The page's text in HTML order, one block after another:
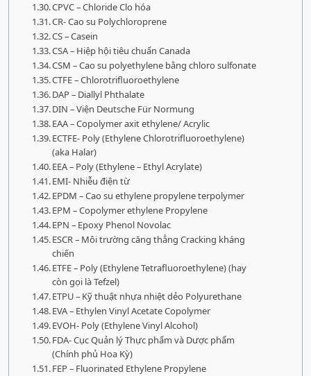
CPVC – Chloride Clo hóa
CR- Cao su Polychloroprene
CS – Casein
CSA – Hiệp hội tiêu chuẩn Canada
CSM – Cao su polyethylene bằng chloro sulfonate
CTFE – Chlorotrifluoroethylene
DAP – Diallyl Phthalate
DIN – Viện Deutsche Für Normung
EAA – Copolymer axit ethylene/ Acrylic
ECTFE- Poly (Ethylene Chlorotrifluoroethylene)
(aka Halar)
EEA – Poly (Ethylene – Ethyl Acrylate)
EMI- Nhiễu điện từ
EPDM – Cao su ethylene propylene terpolymer
EPM – Copolymer ethylene Propylene
EPN – Epoxy Phenol Novolac
ESCR – Môi trường căng thẳng Cracking kháng
chiến
ETFE – Poly (Ethylene Tetrafluoroethylene) (hay
còn gọi là Tefzel)
ETPU – Kỹ thuật nhựa nhiệt dẻo Polyurethane
EVA – Ethylen Vinyl Acetate Copolymer
EVOH- Poly (Ethylene Vinyl Alcohol)
FDA- Cục Quản lý Thực phẩm và Dược phẩm
(Chính phủ Hoa Kỳ)
FEP – Fluorinated Ethylene Propylene